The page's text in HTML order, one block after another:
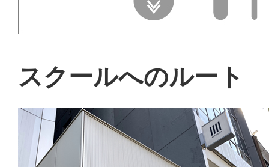
スクールへのルート